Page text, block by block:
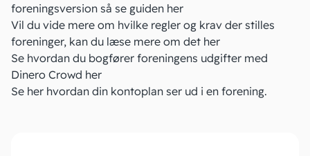
foreningsversion så se guiden her
Vil du vide mere om hvilke regler og krav der stilles
foreninger, kan du læse mere om det her
Se hvordan du bogfører foreningens udgifter med
Dinero Crowd her
Se her hvordan din kontoplan ser ud i en forening.